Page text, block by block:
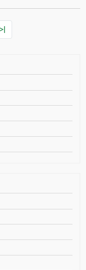
página
>|
Juventude,